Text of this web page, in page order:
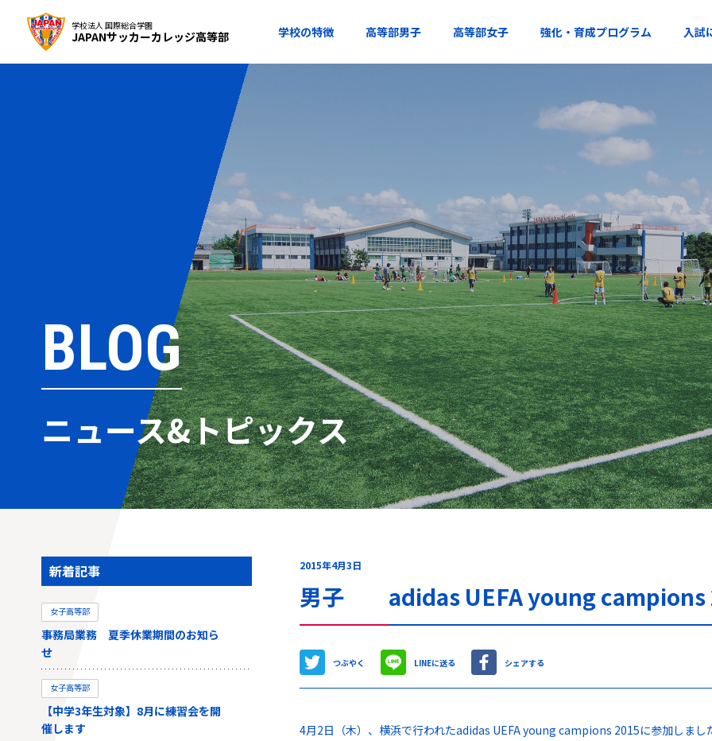
学校法人 国際総合学園
JAPANサッカーカレッジ高等部 学校の特徴 高等部男子 高等部女子 強化・育成プログラム 入試
BLOG
ニュース&トピックス
2015年4月3日
男子 adidas UEFA young campions
つぶやく LINEに送る シェアする
4月2日（木）、横浜で行われたadidas UEFA young campions 2015に参加しまし
新着記事
女子高等部
事務局業務 夏季休業期間のお知ら
せ
女子高等部
【中学3年生対象】8月に練習会を開
催します